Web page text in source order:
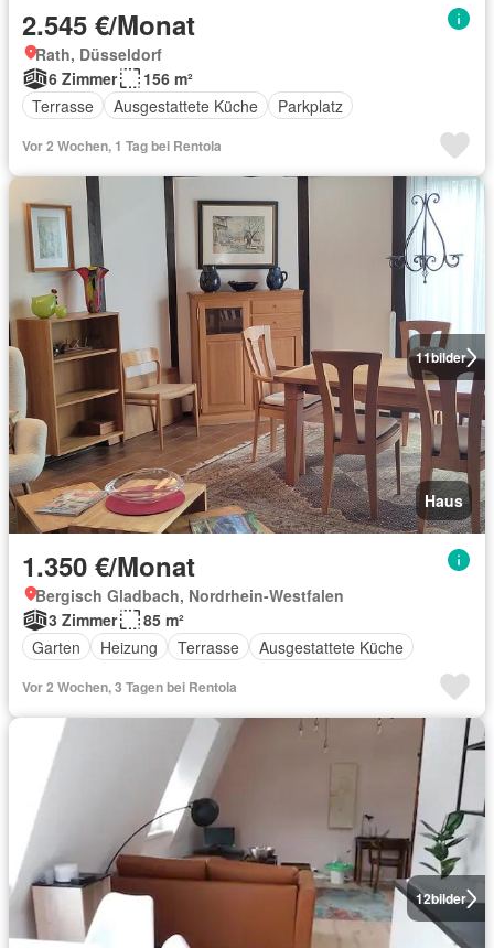
2.545 €/Monat
Rath, Düsseldorf
6 Zimmer
156 m²
Terrasse
Ausgestattete Küche Parkplatz
Vor 2 Wochen, 1 Tag bei Rentola
11bilder
Haus
1.350 €/Monat
Bergisch Gladbach, Nordrhein-Westfalen
3 Zimmer
85 m²
Garten
Heizung Terrasse Ausgestattete Küche
Vor 2 Wochen, 3 Tagen bei Rentola
12bilder